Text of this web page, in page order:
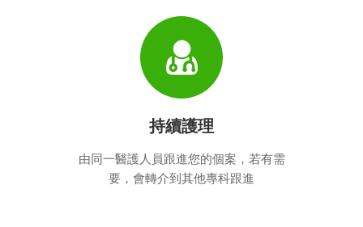
持續護理
由同一醫護人員跟進您的個案，若有需
要，會轉介到其他專科跟進